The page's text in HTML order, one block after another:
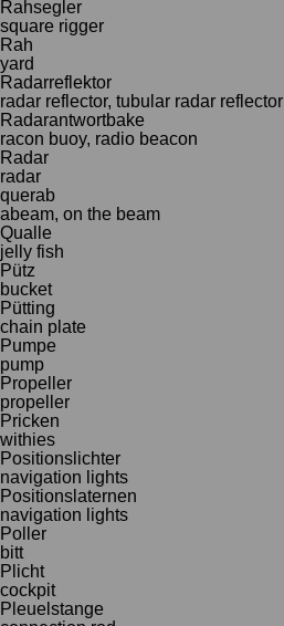
Rahsegler
square rigger
Rah
yard
Radarreflektor
radar reflector, tubular radar reflector
Radarantwortbake
racon buoy, radio beacon
Radar
radar
querab
abeam, on the beam
Qualle
jelly fish
Pütz
bucket
Pütting
chain plate
Pumpe
pump
Propeller
propeller
Pricken
withies
Positionslichter
navigation lights
Positionslaternen
navigation lights
Poller
bitt
Plicht
cockpit
Pleuelstange